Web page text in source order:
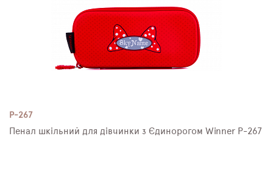
P-267
Пенал шкільний для дівчинки з Єдинорогом Winner P-267